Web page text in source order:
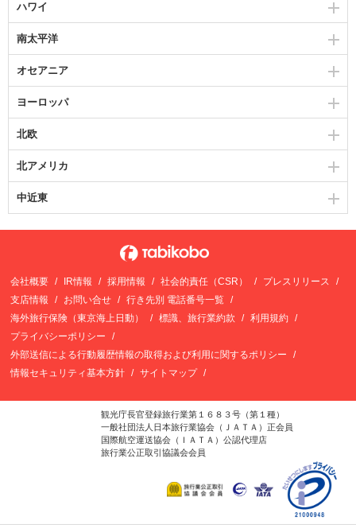
ハワイ
南太平洋
オセアニア
ヨーロッパ
北欧
北アメリカ
中近東
会社概要 IR情報 採用情報 社会的責任（CSR）
プレスリリース
支店情報
お問い合せ
行き先別 電話番号一覧
海外旅行保険（東京海上日動）
標識、旅行業約款
利用規約
プライバシーポリシー
外部送信による行動履歴情報の取得および利用に関するポリシー
情報セキュリティ基本方針
サイトマップ
観光庁長官登録旅行業第１６８３号（第１種）
一般社団法人日本旅行業協会（ＪＡＴＡ）正会員
国際航空運送協会（ＩＡＴＡ）公認代理店
旅行業公正取引協議会会員